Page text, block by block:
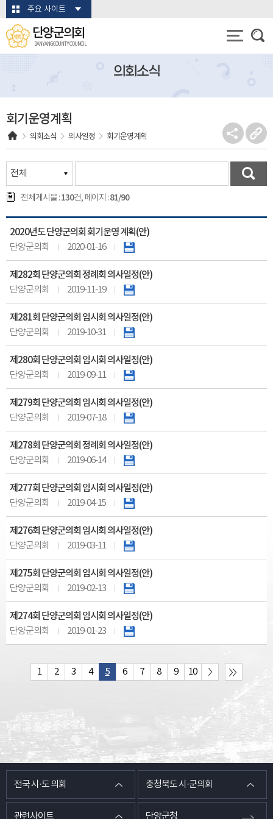
본문바로가기주요 사이트
단양군의회
DANYANG COUNTY COUNCIL
의회소식
회기운영계획
의회소식 의사일정 회기운영계획
전체게시물 :130건, 페이지 :81/90
2020년도 단양군의회 회기운영 계획(안)
단양군의회 2020-01-16
제282회 단양군의회 정례회 의사일정(안)
단양군의회 2019-11-19
제281회 단양군의회 임시회 의사일정(안)
단양군의회 2019-10-31
제280회 단양군의회 임시회 의사일정(안)
단양군의회 2019-09-11
제279회 단양군의회 임시회 의사일정(안)
단양군의회 2019-07-18
제278회 단양군의회 정례회 의사일정(안)
단양군의회 2019-06-14
제277회 단양군의회 임시회 의사일정(안)
단양군의회 2019-04-15
제276회 단양군의회 임시회 의사일정(안)
단양군의회 2019-03-11
제275회 단양군의회 임시회 의사일정(안)
단양군의회 2019-02-13
제274회 단양군의회 임시회 의사일정(안)
단양군의회 2019-01-23
1 2 3 4 5 6 7 8 9 10
전국 시·도 의회 충청북도 시·군의회
관련사이트 단양군청